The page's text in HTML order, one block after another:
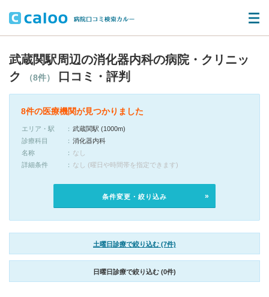
武蔵関駅周辺の消化器内科の病院・クリニッ
ク
（8件） 口コミ・評判
8件の医療機関が見つかりました
エリア・駅
武蔵関駅 (1000m)
診療科目
消化器内科
名称
なし
詳細条件
なし (曜日や時間帯を指定できます)
条件変更・絞り込み
土曜日診療で絞り込む (7件)
日曜日診療で絞り込む (0件)